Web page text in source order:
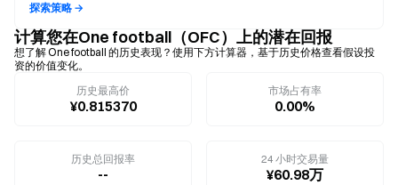
探索策略 →
计算您在One football（OFC）上的潜在回报
想了解 One football 的历史表现？使用下方计算器，基于历史价格查看假设投
资的价值变化。
历史最高价
¥0.815370
市场占有率
0.00%
历史总回报率
--
24 小时交易量
¥60.98万